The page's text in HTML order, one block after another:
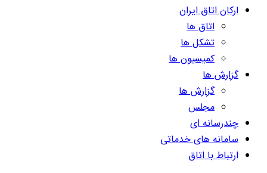
ارکان اتاق ایران
اتاق ها
تشکل ها
کمیسیون ها
گزارش ها
گزارش ها
مجلس
چندرسانه ای
سامانه های خدماتی
ارتباط با اتاق